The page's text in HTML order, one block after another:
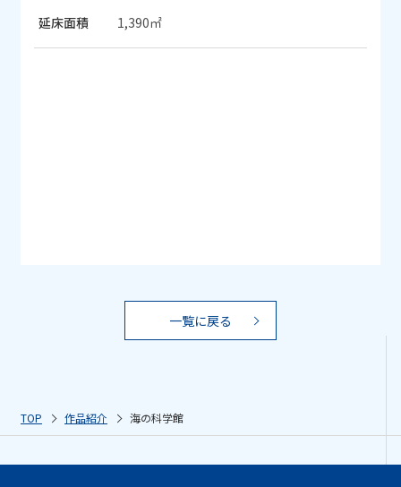
延床面積 1,390㎡
一覧に戻る
TOP 作品紹介 海の科学館